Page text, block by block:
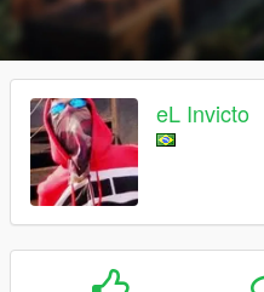
eL Invicto